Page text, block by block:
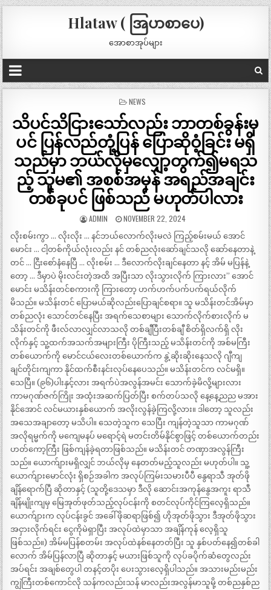
Hlataw ( အြပာစာပေ)
အောစာအုပ်များ
POSTED
NEWS
သိပင်သိငြားသော်လည်း ဘာတစ်ခွန်းမှ
ပင် ပြန်လည်တုံ့ပြန် ပြောဆိုဝံ့ခြင်း မရှိ
သည်မှာ ဘယ်လိုမှလျှော့တွက်၍မရသ
ည့် သူမ၏ အစစ်အမှန် အရည်အချင်း
တစ်ခုပင် ဖြစ်သည် မဟုတ်ပါလား
ADMIN NOVEMBER 22, 2024
လိုးစမ်းကွာ … လိုးလိုး … နင်ဘယ်လောက်လိုးမလဲ ကြည့်စမ်းမယ် အောင်
မောင်း … ငါ့တစ်ကိုယ်လုံးလည်း နင် တစ်ညလုံးဆော်ချင်သလို ဆော်နေတာနဲ့
တင် … ငြီးစော်နံနေပြီ … လိုးစမ်း … ဒီလောက်လိုးချင်နေတာ နင့် အိမ် မပြန်နဲ့
တော့ … ဒီမှာပဲ မိုးလင်းတဲ့အထိ အပြီးသာ လိုးသွားလိုက် ကြားလား” အောင်
မောင်း မသိန်းတင်စကားကို ကြားတော့ ဟက်ဟက်ပက်ပက်ရယ်လိုက်
မိသည်။ မသိန်းတင် ပြောမယ်ဆိုလည်းပြောချင်စရာ။ သူ မသိန်းတင်အိမ်မှာ
တစ်ညလုံး သောင်တင်နေပြီး အရက်သေစာများ သောက်လိုက်စားလိုက် မ
သိန်းတင်ကို ဖီးလ်လာလျှင်လာသလို တစ်ချီပြီးတစ်ချီ စိတ်ရှိလက်ရှိ လိုး
လိုက်နှင့် သူ့ထက်အသက်အများကြီး ပိုကြီးသည့် မသိန်းတင်ကို အစ်မကြီး
တစ်ယောက်ကို မောင်ငယ်လေးတစ်ယောက်က နွဲ့ဆိုးဆိုးနေသလို ဂျီကျ
ချင်တိုင်းကျကာ နိုင်ထက်စီးနင်းလုပ်နေပေသည်။ မသိန်းတင်က လင်မရှိ။
သေပြီ။ (၉၆)ပါးနှင့်လား အရက်ပဲအလွန်အမင်း သောက်ခဲ့မိလို့များလား
ကာမဂုဏ်ဇက်ကြိုး အထုံးအဆက်ပြတ်ပြီး စက်တပ်သလို နေ့နေ့ညည မအား
နိုင်အောင် လင်မယားနှစ်ယောက် အလိုးလွန်ခဲ့ကြလို့လား။ ဒါတော့ သူလည်း
အသေအချာတော့ မသိပါ။ သေတဲ့သူက သေပြီး ကျန်တဲ့သူသာ ကာမဂုဏ်
အလိုရမ္မက်ကို မကျေမနပ် မရောင့်ရဲ မတင်းတိမ်နိုင်စွာဖြင့် တစ်ယောက်တည်း
ဟတ်ကော့ကြီး ဖြစ်ကျန်ခဲ့ရတာဖြစ်သည်။ မသိန်းတင် တဏှာအလွန်ကြီး
သည်။ ယောက်ျားမရှိလျှင် ဘယ်လိုမှ နေတတ်မည့်သူလည်း မဟုတ်ပါ။ သူ့
ယောက်ျားမောင်လုံး ရှိစဉ်အခါက အလုပ်ကြမ်းသမားပီပီ နွေရာသီ အုတ်ဖို
ချိန်ရောက်ပြီ ဆိုတာနှင့် (သူတို့ဒေသမှာ ဒီလို ဆောင်းအကုန်နွေအကူး ရာသီ
ချိန်မျိုးကျမှ မြေအုတ်ဖုတ်သည့်လုပ်ငန်းကို စတင်လုပ်ကိုင်ကြလေ့ရှိသည်။
ယောက်ျားက လုပ်ငန်းခွင် အခေါ် ဖိုဆရာဖြစ်၍ ဟိုအုတ်ဖိုသွား ဒီအုတ်ဖိုသွား
အငှားလိုက်ရင်း ငွေကိုမဲရှာပြီး အလုပ်ထဲမှာသာ အချိန်ကုန် လေ့ရှိသူ
ဖြစ်သည်။) အိမ်မပြန်စတမ်း အလုပ်ထဲနစ်နေတတ်ပြီး သူ နှစ်ပတ်နေ၍တစ်ခါ
လောက် အိမ်ပြန်လာပြီ ဆိုတာနှင့် မယားဖြစ်သူကို လုပ်ခပိုက်ဆံတွေလည်း
အပ်ရင်း အချစ်တွေပါ တနင့်တပိုး ပေးသွားလေ့ရှိပါသည်။ အသားမည်းမည်း
ကျွဲကြီးတစ်ကောင်လို သန်ကလည်းသန် မာလည်းအလွန်မာသူမို့ တစ်ညနှစ်ည